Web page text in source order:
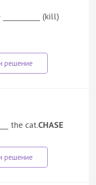
(kill)
the cat.CHASE